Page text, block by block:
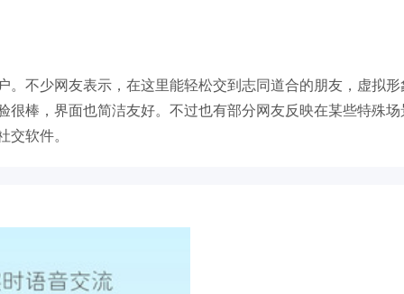
。不少网友表示，在这里能轻松交到志同道合的朋友，虚拟形
很棒，界面也简洁友好。不过也有部分网友反映在某些特殊场
交软件。